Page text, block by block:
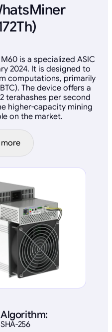
is a specialized ASIC
2024. It is designed to
computations, primarily
The device offers a
terahashes per second
higher-capacity mining
on the market.
more
Algorithm:
SHA-256